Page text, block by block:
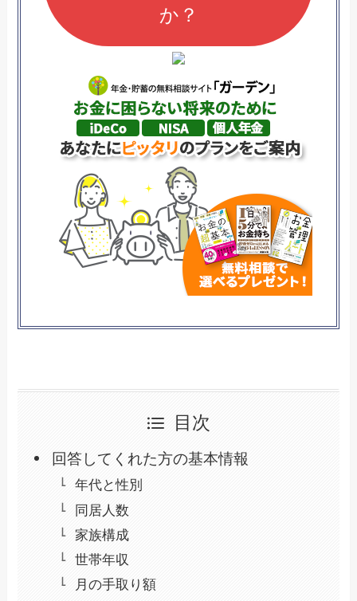
か？
目次
回答してくれた方の基本情報
年代と性別
同居人数
家族構成
世帯年収
月の手取り額